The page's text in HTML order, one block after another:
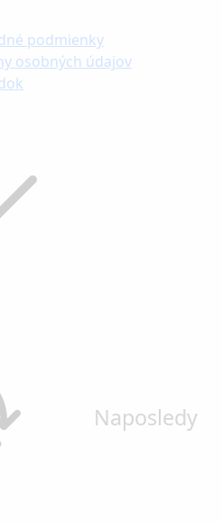
podmienky
osobných údajov
Naposledy